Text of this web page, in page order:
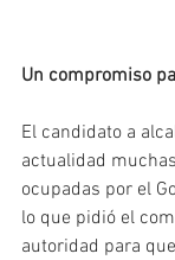
Un compromiso
El candidato a
actualidad
ocupadas por el
lo que pidió el
autoridad para